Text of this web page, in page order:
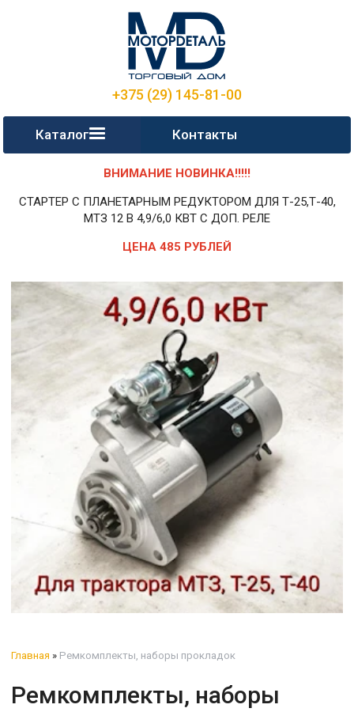
+375 (29) 145-81-00
Каталог Контакты
ВНИМАНИЕ НОВИНКА!!!!!
СТАРТЕР С ПЛАНЕТАРНЫМ РЕДУКТОРОМ ДЛЯ Т-25,Т-40,
МТЗ 12 В 4,9/6,0 КВТ С ДОП. РЕЛЕ
ЦЕНА 485 РУБЛЕЙ
Главная » Ремкомплекты, наборы прокладок
Ремкомплекты, наборы